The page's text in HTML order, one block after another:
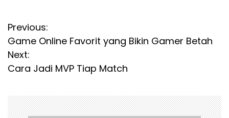
P
o
s
t
n
Previous:
Game Online Favorit yang Bikin Gamer Betah
Next:
Cara Jadi MVP Tiap Match